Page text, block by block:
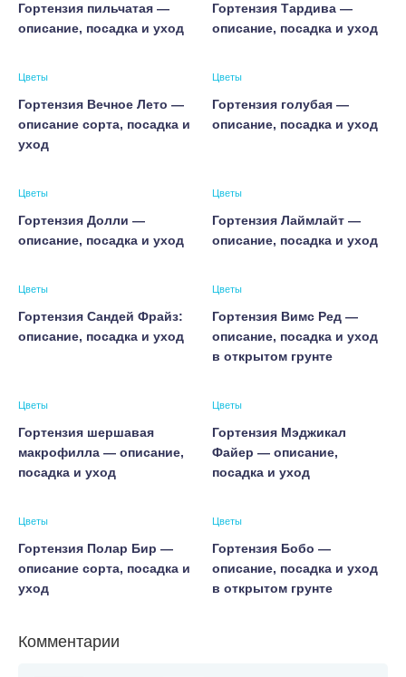
Гортензия пильчатая —
описание, посадка и уход
Гортензия Тардива —
описание, посадка и уход
Цветы
Гортензия Вечное Лето —
описание сорта, посадка и
уход
Цветы
Гортензия голубая —
описание, посадка и уход
Цветы
Гортензия Долли —
описание, посадка и уход
Цветы
Гортензия Лаймлайт —
описание, посадка и уход
Цветы
Гортензия Сандей Фрайз:
описание, посадка и уход
Цветы
Гортензия Вимс Ред —
описание, посадка и уход
в открытом грунте
Цветы
Гортензия шершавая
макрофилла — описание,
посадка и уход
Цветы
Гортензия Мэджикал
Файер — описание,
посадка и уход
Цветы
Гортензия Полар Бир —
описание сорта, посадка и
уход
Цветы
Гортензия Бобо —
описание, посадка и уход
в открытом грунте
Комментарии